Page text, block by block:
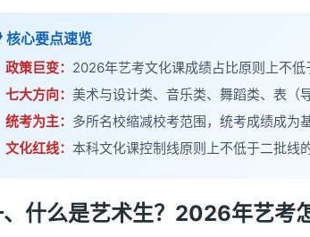
核心要点速览
政策巨变： 2026年艺考文化课成绩占比原则上不
七大方向： 美术与设计类、音乐类、舞蹈类、表（
统考为主： 多所名校缩减校考范围，统考成绩成为
文化红线： 本科文化课控制线原则上不低于二批线
什么是艺术生？2026年艺考